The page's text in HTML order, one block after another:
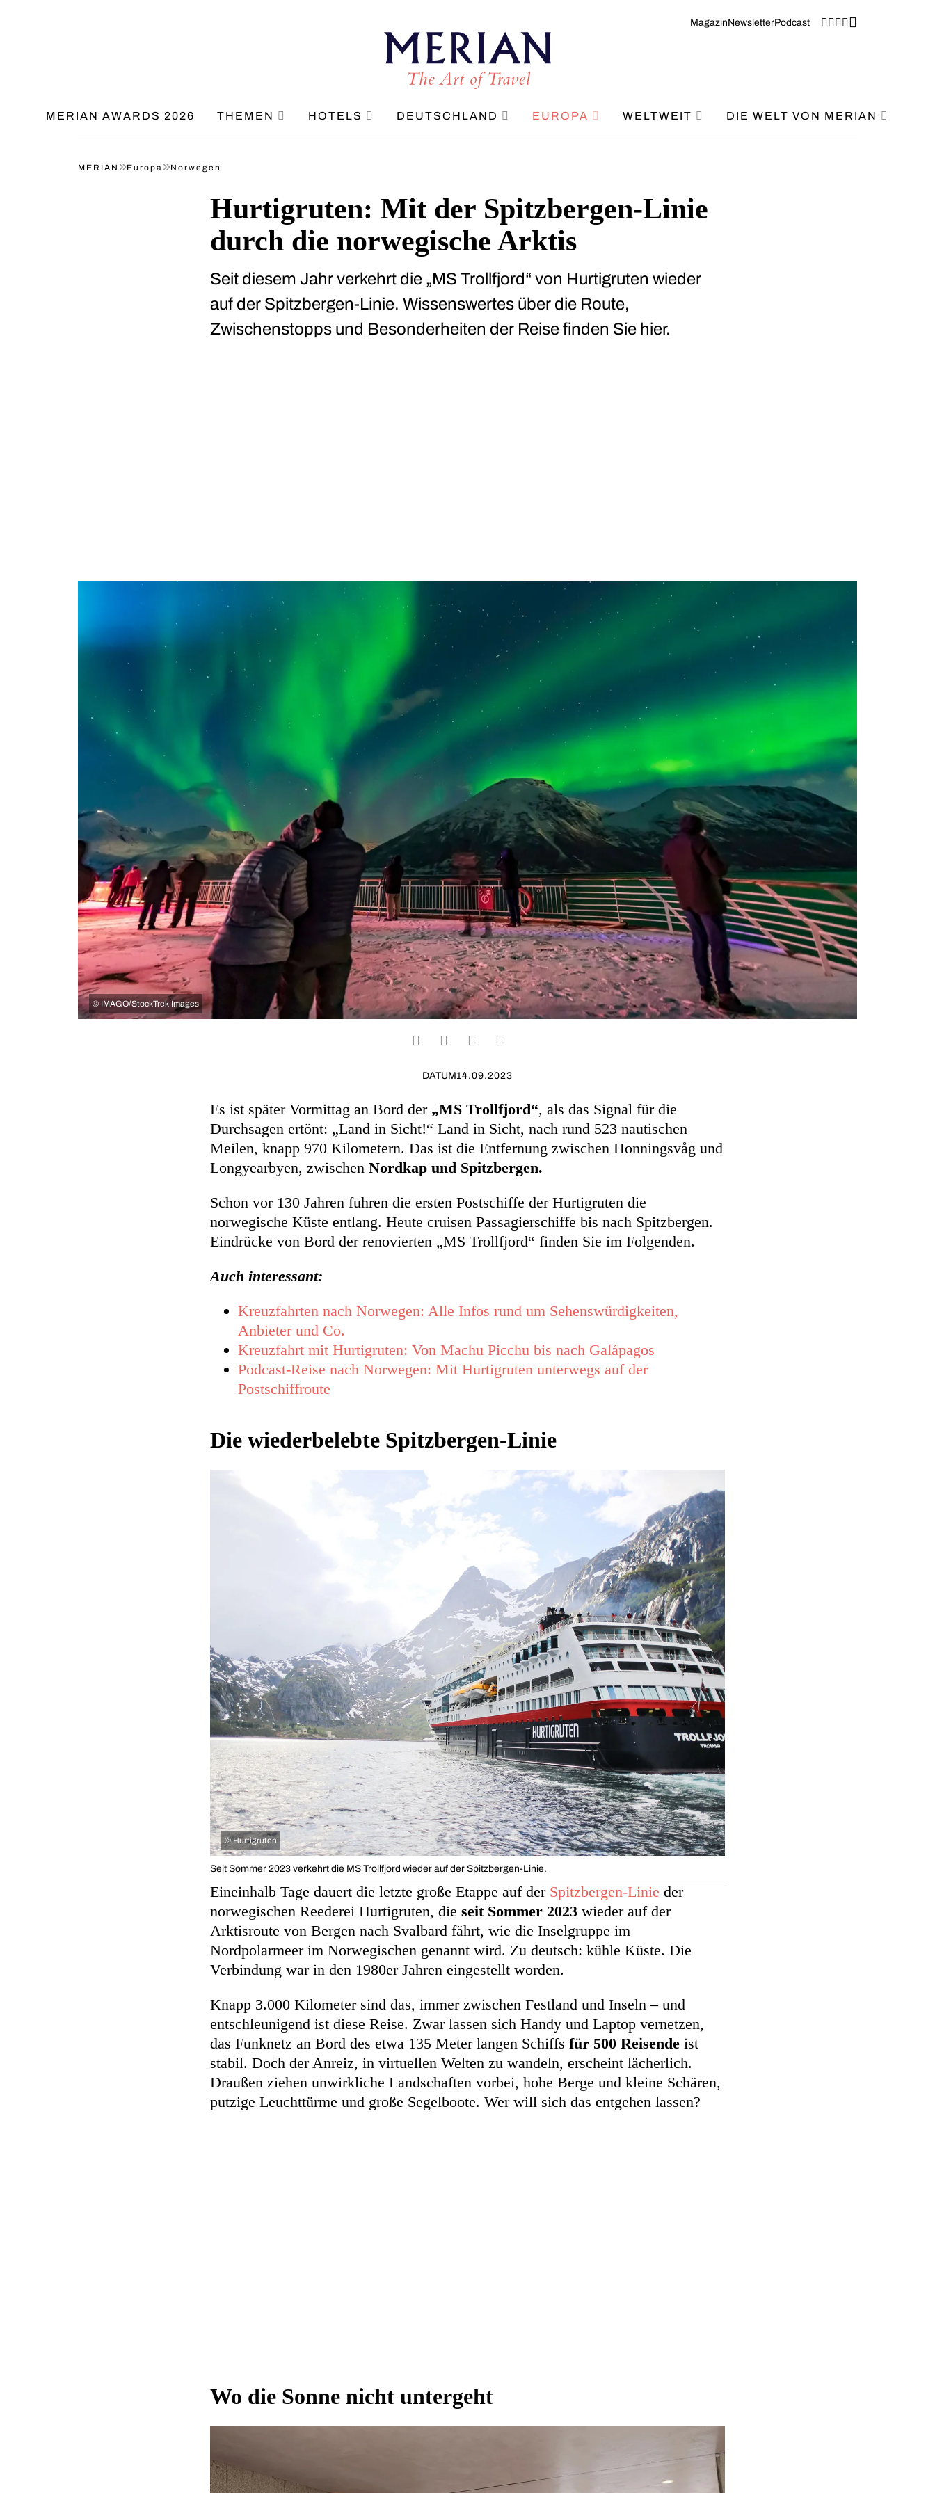
MagazinNewsletterPodcast
MERIAN AWARDS 2026 THEMEN HOTELS DEUTSCHLAND EUROPA WELTWEIT DIE WELT VON MERIAN
MERIAN »Europa »Norwegen
Hurtigruten: Mit der Spitzbergen-Linie
durch die norwegische Arktis
Seit diesem Jahr verkehrt die „MS Trollfjord“ von Hurtigruten wieder
auf der Spitzbergen-Linie. Wissenswertes über die Route,
Zwischenstopps und Besonderheiten der Reise finden Sie hier.
© IMAGO/StockTrek Images
DATUM14.09.2023
Es ist später Vormittag an Bord der „MS Trollfjord“, als das Signal für die
Durchsagen ertönt: „Land in Sicht!“ Land in Sicht, nach rund 523 nautischen
Meilen, knapp 970 Kilometern. Das ist die Entfernung zwischen Honningsvåg und
Longyearbyen, zwischen Nordkap und Spitzbergen.
Schon vor 130 Jahren fuhren die ersten Postschiffe der Hurtigruten die
norwegische Küste entlang. Heute cruisen Passagierschiffe bis nach Spitzbergen.
Eindrücke von Bord der renovierten „MS Trollfjord“ finden Sie im Folgenden.
Auch interessant:
Kreuzfahrten nach Norwegen: Alle Infos rund um Sehenswürdigkeiten,
Anbieter und Co.
Kreuzfahrt mit Hurtigruten: Von Machu Picchu bis nach Galápagos
Podcast-Reise nach Norwegen: Mit Hurtigruten unterwegs auf der
Postschiffroute
Die wiederbelebte Spitzbergen-Linie
© Hurtigruten
Seit Sommer 2023 verkehrt die MS Trollfjord wieder auf der Spitzbergen-Linie.
Eineinhalb Tage dauert die letzte große Etappe auf der Spitzbergen-Linie der
norwegischen Reederei Hurtigruten, die seit Sommer 2023 wieder auf der
Arktisroute von Bergen nach Svalbard fährt, wie die Inselgruppe im
Nordpolarmeer im Norwegischen genannt wird. Zu deutsch: kühle Küste. Die
Verbindung war in den 1980er Jahren eingestellt worden.
Knapp 3.000 Kilometer sind das, immer zwischen Festland und Inseln – und
entschleunigend ist diese Reise. Zwar lassen sich Handy und Laptop vernetzen,
das Funknetz an Bord des etwa 135 Meter langen Schiffs für 500 Reisende ist
stabil. Doch der Anreiz, in virtuellen Welten zu wandeln, erscheint lächerlich.
Draußen ziehen unwirkliche Landschaften vorbei, hohe Berge und kleine Schären,
putzige Leuchttürme und große Segelboote. Wer will sich das entgehen lassen?
Wo die Sonne nicht untergeht